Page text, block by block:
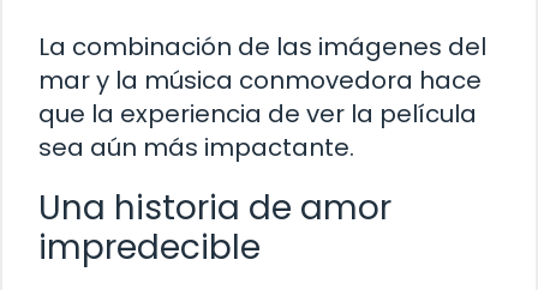
La combinación de las imágenes del
mar y la música conmovedora hace
que la experiencia de ver la película
sea aún más impactante.
Una historia de amor
impredecible